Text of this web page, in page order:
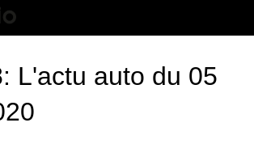
L'actu auto du 05